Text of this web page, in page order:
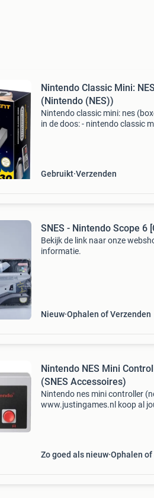
Nintendo Classic Mini:
(Nintendo (NES))
Nintendo classic mini: nes
in de doos: - nintendo classic
Gebruikt Verzenden
SNES - Nintendo Scope 6
Bekijk de link naar onze
informatie.
Nieuw Ophalen of Verzenden
Nintendo NES Mini
(SNES Accessoires)
Nintendo nes mini controller
www.justingames.nl koop al
Zo goed als nieuw Ophalen of